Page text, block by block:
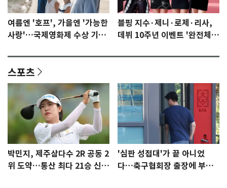
여름엔 '호프', 가을엔 '가능한
사랑'…국제영화제 수상 기대
블핑 지수·제니·로제·리사,
데뷔 10주년 이벤트 '완전체'
스포츠
박민지, 제주삼다수 2R 공동 2
위 도약…통산 최다 21승 신기
'심판 성접대'가 끝 아니었
다…축구협회장 출장에 부인